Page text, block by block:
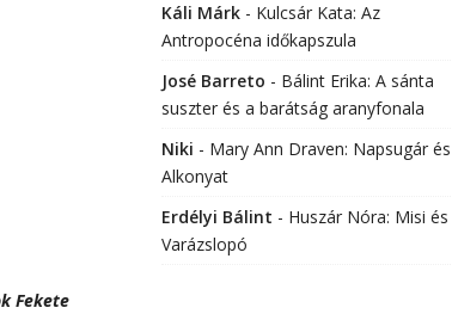
Fekete
Káli Márk - Kulcsár Kata: Az
Antropocéna időkapszula
José Barreto - Bálint Erika: A sánta
suszter és a barátság aranyfonala
Niki - Mary Ann Draven: Napsugár és
Alkonyat
Erdélyi Bálint - Huszár Nóra: Misi és
Varázslopó